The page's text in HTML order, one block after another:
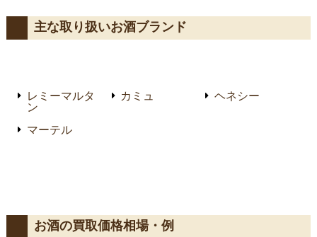
主な取り扱いお酒ブランド
レミーマルタ
ン
マーテル
カミュ ヘネシー
お酒の買取価格相場・例